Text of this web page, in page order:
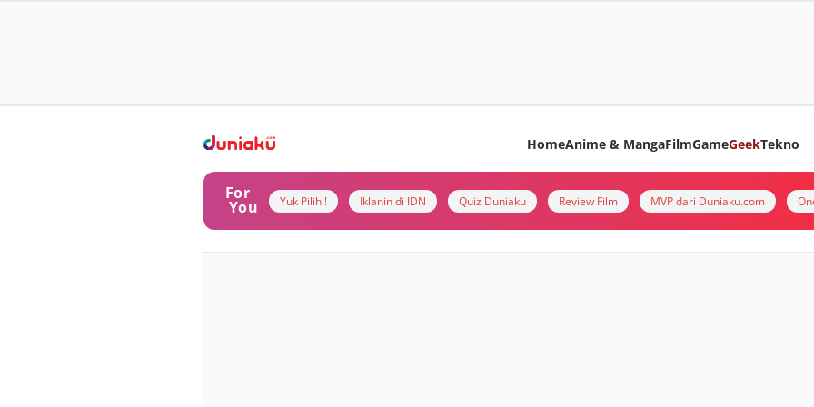
HomeAnime & MangaFilmGameGeekTekno
For
You Yuk Pilih ! Iklanin di IDN Quiz Duniaku Review Film MVP dari Duniaku.com